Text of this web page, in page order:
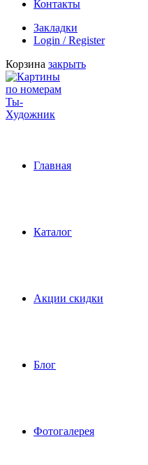
Контакты
Закладки
Login / Register
Корзина закрыть
Главная
Каталог
Акции скидки
Блог
Фотогалерея